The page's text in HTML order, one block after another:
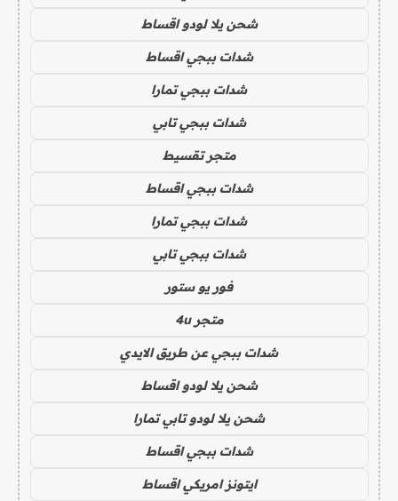
شحن يلا لودو اقساط
شدات ببجي اقساط
شدات ببجي تمارا
شدات ببجي تابي
متجر تقسيط
شدات ببجي اقساط
شدات ببجي تمارا
شدات ببجي تابي
فور يو ستور
متجر 4u
شدات ببجي عن طريق الايدي
شحن يلا لودو اقساط
شحن يلا لودو تابي تمارا
شدات ببجي اقساط
ايتونز امريكي اقساط